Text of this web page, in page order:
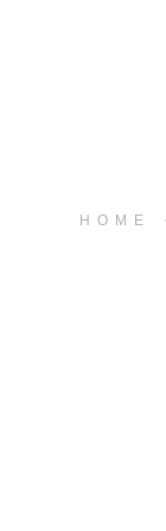
HOME